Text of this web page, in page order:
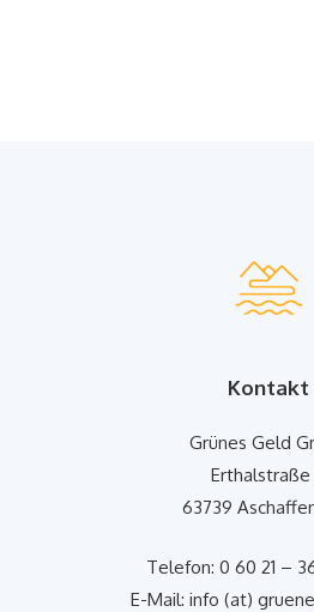
Kontakt
Grünes Geld
63739
Telefon: 0 60 21 –
E-Mail: info (at)